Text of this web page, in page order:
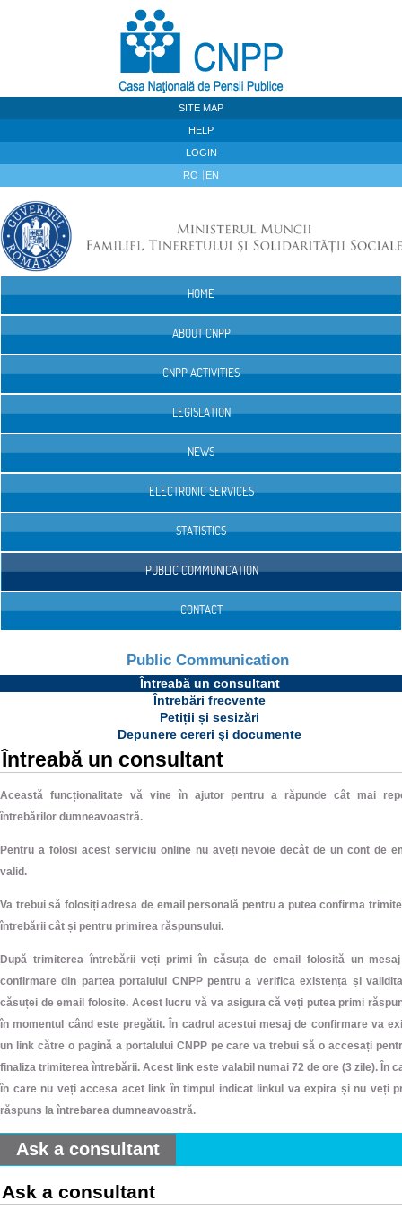
SITE MAP
HELP
LOGIN
RO EN
HOME
ABOUT CNPP
CNPP ACTIVITIES
LEGISLATION
NEWS
ELECTRONIC SERVICES
STATISTICS
PUBLIC COMMUNICATION
CONTACT
Public Communication
Întreabă un consultant
Întrebări frecvente
Petiții și sesizări
Depunere cereri şi documente
Întreabă un consultant
Această funcționalitate vă vine în ajutor pentru a răpunde cât mai
întrebărilor dumneavoastră.
Pentru a folosi acest serviciu online nu aveți nevoie decât de un cont de
valid.
Va trebui să folosiți adresa de email personală pentru a putea confirma
întrebării cât și pentru primirea răspunsului.
După trimiterea întrebării veți primi în căsuța de email folosită un
confirmare din partea portalului CNPP pentru a verifica existența și
căsuței de email folosite. Acest lucru vă va asigura că veți putea primi
în momentul când este pregătit. În cadrul acestui mesaj de confirmare va
un link către o pagină a portalului CNPP pe care va trebui să o accesați
finaliza trimiterea întrebării. Acest link este valabil numai 72 de ore (3 zile). În
în care nu veți accesa acet link în timpul indicat linkul va expira și nu veți
răspuns la întrebarea dumneavoastră.
Ask a consultant
Ask a consultant